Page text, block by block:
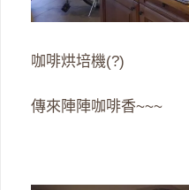
咖啡烘培機(?)
傳來陣陣咖啡香~~~